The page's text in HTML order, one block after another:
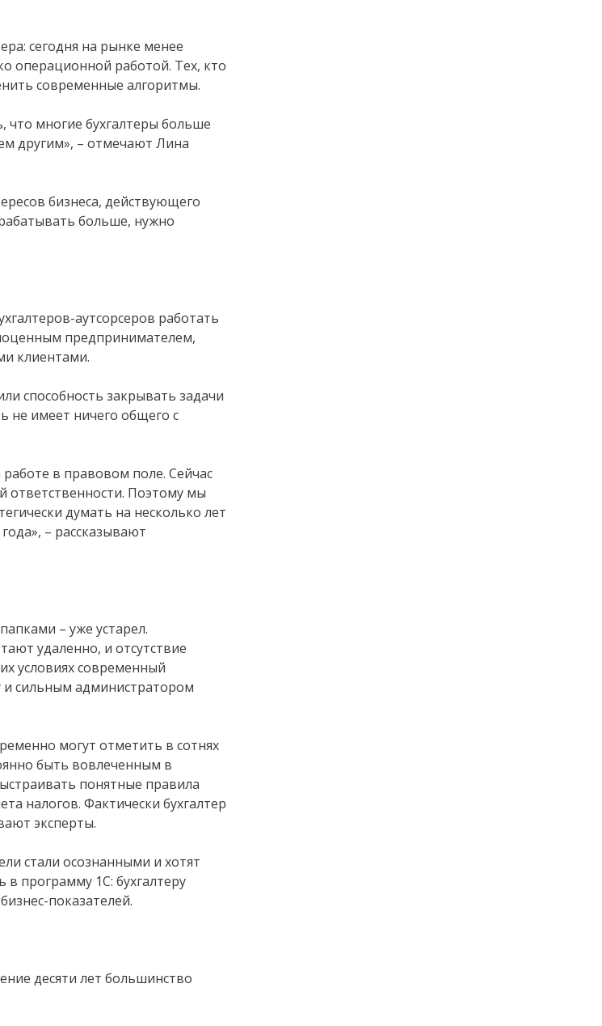
сегодня на рынке менее
операционной работой. Тех, кто
современные алгоритмы.
что многие бухгалтеры больше
другим», – отмечают Лина
бизнеса, действующего
больше, нужно
аутсорсеров работать
предпринимателем,
клиентами.
способность закрывать задачи
не имеет ничего общего с
в правовом поле. Сейчас
ответственности. Поэтому мы
думать на несколько лет
– рассказывают
– уже устарел.
удаленно, и отсутствие
условиях современный
и сильным администратором
могут отметить в сотнях
быть вовлеченным в
понятные правила
налогов. Фактически бухгалтер
эксперты.
стали осознанными и хотят
в программу 1С: бухгалтеру
показателей.
десяти лет большинство